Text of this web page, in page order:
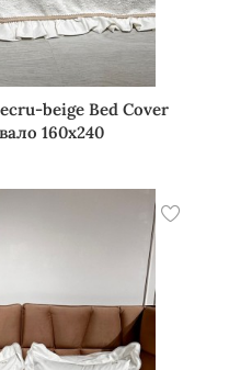
beige Bed Cover
160х240